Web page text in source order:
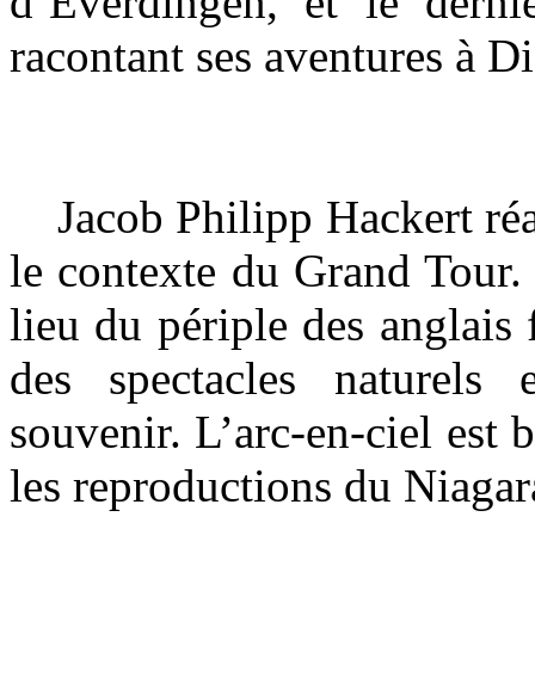
racontant ses aventures à
Jacob Philipp Hackert
le contexte du Grand
lieu du périple des anglais
des spectacles
souvenir. L’arc-en-ciel est
les reproductions du